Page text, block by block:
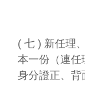
( 七 ) 新任理
本一份（連任
身分證正、背